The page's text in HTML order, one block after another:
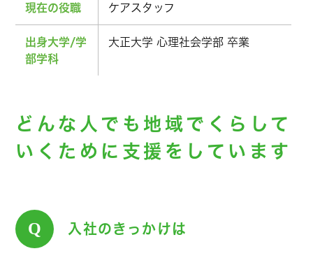
現在の役職 ケアスタッフ
出身大学/学
部学科
大正大学 心理社会学部 卒業
どんな人でも地域でくらして
いくために支援をしています
Q 入社のきっかけは